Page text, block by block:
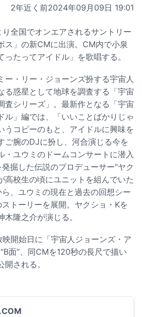
2年近く前2024年09月09日 19:01
全国でオンエアされるサントリー
ス」の新CMに出演。CM内で小泉
たってアイドル」を歌唱する。
ー・リー・ジョーンズ扮する宇宙人
る惑星として地球を調査する「宇宙
査シリーズ」。最新作となる「宇宙
ル」編では、「いいことばかりじゃ
うコピーのもと、アイドルに興味を
ご腕のDJに扮し、河合演じる今を
・ユウミのドームコンサートに潜入
掘した伝説のプロデューサー“ヤク
高校生の頃にユニットを組んでいた
、ユウミの現在と過去の回想シー
トーリーを展開。ヤクショ・Kを
隆之介が演じる。
開始日に「宇宙人ジョーンズ・ア
面”、同CMを120秒の長尺で描い
される。